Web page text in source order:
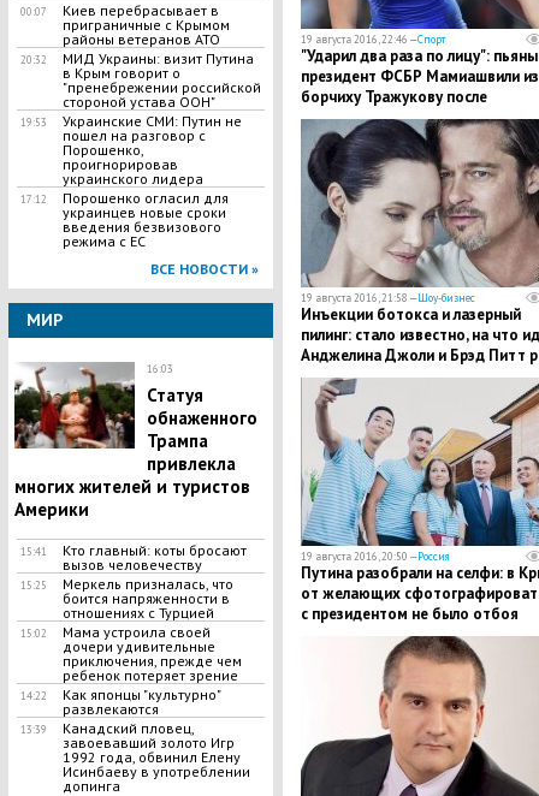
00:07
Киев перебрасывает в
приграничные с Крымом
районы ветеранов АТО
20:32
МИД Украины: визит Путина
в Крым говорит о
"пренебрежении российской
стороной устава ООН"
19:53
Украинские СМИ: Путин не
пошел на разговор с
Порошенко,
проигнорировав
украинского лидера
17:12
Порошенко огласил для
украинцев новые сроки
введения безвизового
режима с ЕС
ВСЕ НОВОСТИ »
МИР
16:03
Статуя
обнаженного
Трампа
привлекла
многих жителей и туристов
Америки
15:41
Кто главный: коты бросают
вызов человечеству
15:25
Меркель призналась, что
боится напряженности в
отношениях с Турцией
15:02
Мама устроила своей
дочери удивительные
приключения, прежде чем
ребенок потеряет зрение
14:22
Как японцы "культурно"
развлекаются
13:39
Канадский пловец,
завоевавший золото Игр
1992 года, обвинил Елену
Исинбаеву в употреблении
допинга
19 августа 2016, 22:46 —Спорт
"Ударил два раза по лицу":
президент ФСБР Мамиашвили
борчиху Тражукову после
поражения в "бронзовом"
19 августа 2016, 21:58 —Шоу-бизнес
Инъекции ботокса и лазерный
пилинг: стало известно, на что
Анджелина Джоли и Брэд Питт
идеального внешнего вида
19 августа 2016, 20:50 —Россия
Путина разобрали на селфи: в
от желающих
с президентом не было отбоя